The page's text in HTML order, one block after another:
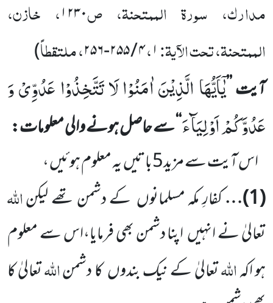
مدارک، سورۃ الممتحنۃ، ص۱۲۳۰، خازن،
الممتحنۃ، تحت الآیۃ:۱،۴/۲۵۵-۲۵۶، ملتقطاً)
آیت’’یٰۤاَیُّهَا الَّذِیْنَ اٰمَنُوْا لَا تَتَّخِذُوْا عَدُوِّیْ وَ
عَدُوَّكُمْ اَوْلِیَآءَ‘‘سے حاصل ہونے والی معلومات:
اس آیت سے مزید5باتیںیہ معلوم ہوئیں ،
(
1
)…کفارِ مکہ مسلمانوں کے دشمن تھے لیکناللّٰہ
تعالیٰ نے انہیںاپنا دشمن بھی فرمایا،اس سے معلوم
ہو اکہاللّٰہتعالیٰ کے نیک بندوںکا دشمناللّٰہتعالیٰ کا